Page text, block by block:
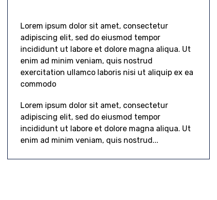
Lorem ipsum dolor sit amet, consectetur
adipiscing elit, sed do eiusmod tempor
incididunt ut labore et dolore magna aliqua. Ut
enim ad minim veniam, quis nostrud
exercitation ullamco laboris nisi ut aliquip ex ea
commodo
Lorem ipsum dolor sit amet, consectetur
adipiscing elit, sed do eiusmod tempor
incididunt ut labore et dolore magna aliqua. Ut
enim ad minim veniam, quis nostrud...